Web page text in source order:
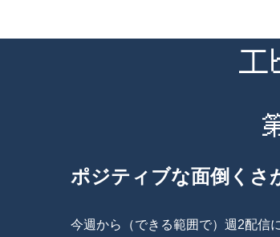
エ
ポジティブな面倒くさ
今週から（できる範囲で）週2配信